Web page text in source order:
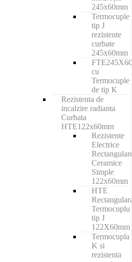
245x60mm
Termocuple
tip J
rezistente
curbate
245x60mm
cu
Termocuple
de tip K
Rezistenta de
incalzire radianta
Curbata
HTE122x60mm
Rezistente
Electrice
Ceramice
Simple
122x60mm
HTE
Termocuplu
tip J
122X60mm
Termocupla
K si
rezistenta